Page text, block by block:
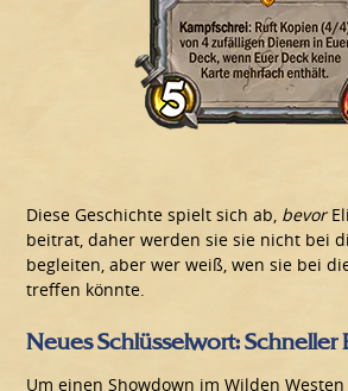
Diese Geschichte spielt sich ab, bevor
beitrat, daher werden sie sie nicht bei
begleiten, aber wer weiß, wen sie bei
treffen könnte.
Neues Schlüsselwort: Schneller
Um einen Showdown im Wilden